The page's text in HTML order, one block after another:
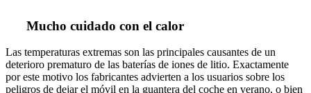
Mucho cuidado con el calor
Las temperaturas extremas son las principales causantes de un
deterioro prematuro de las baterías de iones de litio. Exactamente
por este motivo los fabricantes advierten a los usuarios sobre los
peligros de dejar el móvil en la guantera del coche en verano, o bien